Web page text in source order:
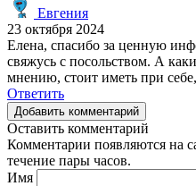
Евгения
23 октября 2024
Елена, спасибо за ценную
свяжусь с посольством. А
мнению, стоит иметь при
Ответить
Добавить комментарий
Оставить комментарий
Комментарии появляются на
течение пары часов.
Имя